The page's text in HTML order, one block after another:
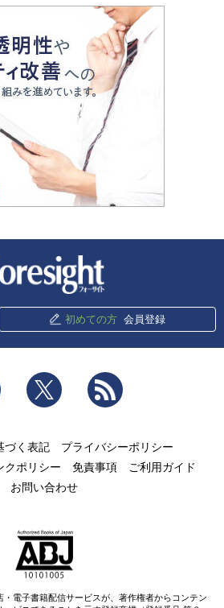
初めての方 会員登録
Facebook Twitter
づく表記
プライバシーポリシー
クポリシー 免責事項
ご利用ガイド
お問い合わせ
・電子書籍配信サービスが、著作権者からコンテン